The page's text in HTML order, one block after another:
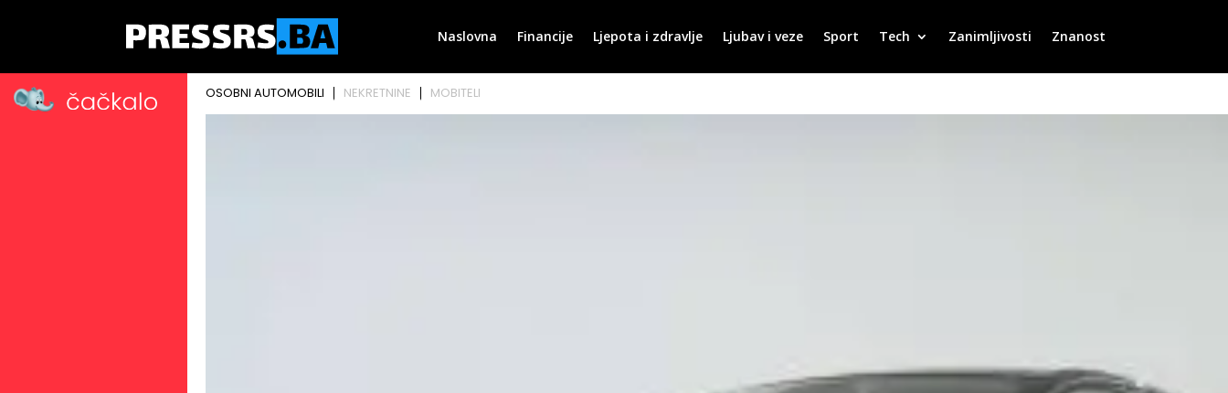
Naslovna Financije Ljepota i zdravlje Ljubav i veze Sport Tech Zanimljivosti Znanost